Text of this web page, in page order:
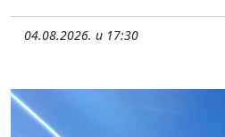
04.08.2026. u 17:30